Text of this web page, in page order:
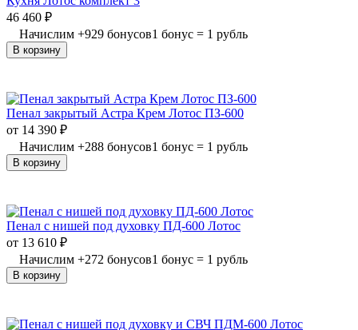
46 460 ₽
Начислим +929 бонусов1 бонус = 1 рубль
В корзину
Пенал закрытый Астра Крем Лотос ПЗ-600
от 14 390 ₽
Начислим +288 бонусов1 бонус = 1 рубль
В корзину
Пенал с нишей под духовку ПД-600 Лотос
от 13 610 ₽
Начислим +272 бонусов1 бонус = 1 рубль
В корзину